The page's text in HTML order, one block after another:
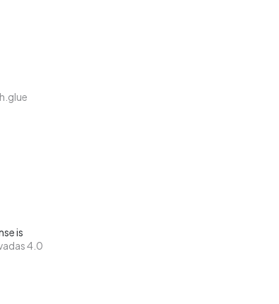
is
4.0